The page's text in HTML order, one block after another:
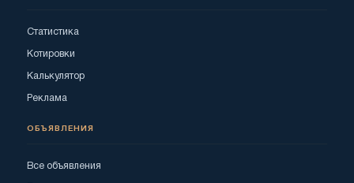
Статистика
Котировки
Калькулятор
Реклама
ОБЪЯВЛЕНИЯ
Все объявления